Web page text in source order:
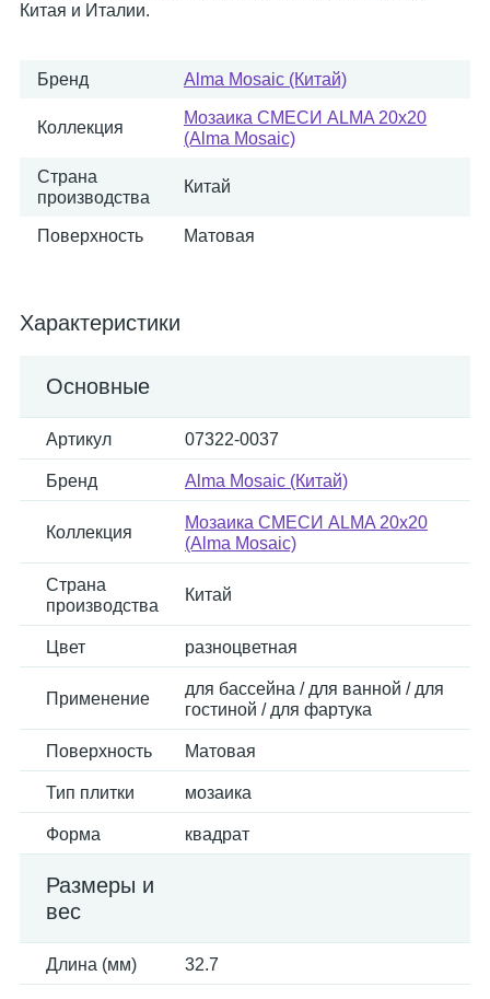
Китая и Италии.
Бренд Alma Mosaic (Китай)
Коллекция
Мозаика СМЕСИ ALMA 20x20
(Alma Mosaic)
Страна
производства
Китай
Поверхность Матовая
Характеристики
Основные
Артикул 07322-0037
Бренд Alma Mosaic (Китай)
Коллекция
Мозаика СМЕСИ ALMA 20x20
(Alma Mosaic)
Страна
производства
Китай
Цвет разноцветная
Применение
для бассейна / для ванной / для
гостиной / для фартука
Поверхность Матовая
Тип плитки мозаика
Форма квадрат
Размеры и
вес
Длина (мм) 32.7